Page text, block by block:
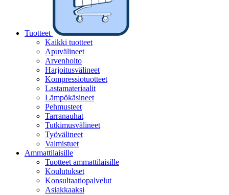
Tuotteet
Kaikki tuotteet
Apuvälineet
Arvenhoito
Harjoitusvälineet
Kompressiotuotteet
Lastamateriaalit
Lämpökäsineet
Pehmusteet
Tarranauhat
Tutkimusvälineet
Työvälineet
Valmistuet
Ammattilaisille
Tuotteet ammattilaisille
Koulutukset
Konsultaatiopalvelut
Asiakkaaksi